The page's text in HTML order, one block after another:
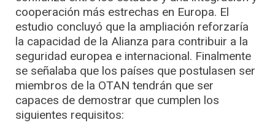
cooperación más estrechas en Europa. El
estudio concluyó que la ampliación reforzaría
la capacidad de la Alianza para contribuir a la
seguridad europea e internacional. Finalmente
se señalaba que los países que postulasen ser
miembros de la OTAN tendrán que ser
capaces de demostrar que cumplen los
siguientes requisitos: